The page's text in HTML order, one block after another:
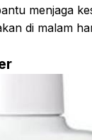
menjaga
di malam